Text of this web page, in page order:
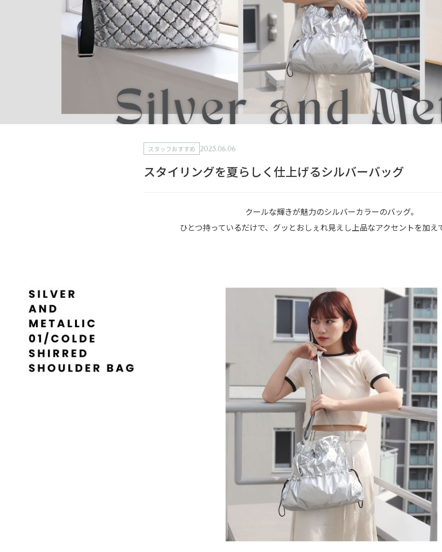
スタッフおすすめ 2025.06.06
スタイリングを夏らしく仕上げるシルバーバッグ
クールな輝きが魅力のシルバーカラーのバッグ。
ひとつ持っているだけで、グッとおしぇれ見えし上品なアクセントを加え